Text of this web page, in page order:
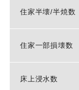
住家半壊/半焼数
住家一部損壊数
床上浸水数